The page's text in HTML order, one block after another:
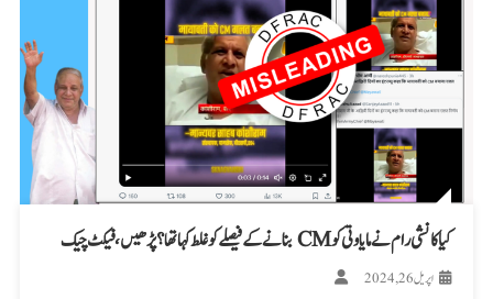
کیا کانشی رام نے مایاوتی کو CM بنانے کے فیصلے کو غلط کہا تھا؟ پڑھیں، فیکٹ چیک
اپریل 26, 2024